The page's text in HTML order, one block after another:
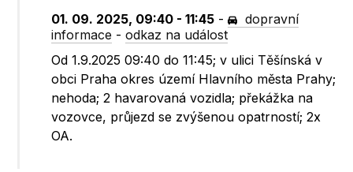
01. 09. 2025, 09:40 - 11:45 -
dopravní
informace -odkaz na událost
Od 1.9.2025 09:40 do 11:45; v ulici Těšínská v
obci Praha okres území Hlavního města Prahy;
nehoda; 2 havarovaná vozidla; překážka na
vozovce, průjezd se zvýšenou opatrností; 2x
OA.